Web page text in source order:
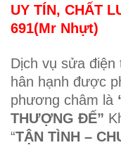
UY TÍN, CHẤT
691(Mr Nhựt)
Dịch vụ sửa điện
hân hạnh được
phương châm là
THƯỢNG ĐẾ”
“TẬN TÌNH –